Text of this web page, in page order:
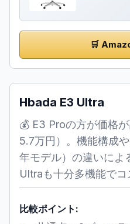
🛒
Hbada E3 Ultra
💰 E3 Proの方が価格
5.7万円）。機能構成
年モデル）の違いによ
Ultraも十分多機能でコ
比較ポイント: